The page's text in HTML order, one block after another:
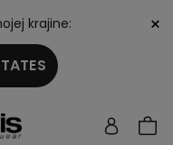
krajine: ×